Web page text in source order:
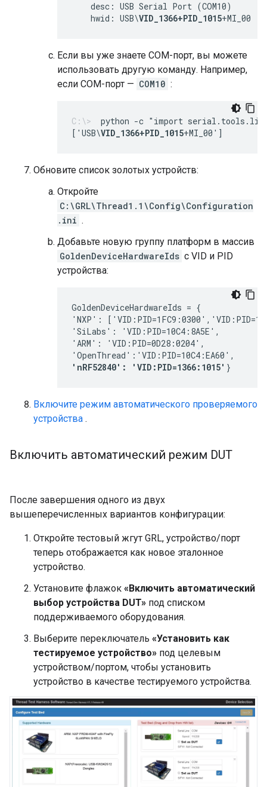
    desc: USB Serial Port (COM10)
    hwid: USB\
VID_1366+PID_1015+MI_00
Если вы уже знаете COM-порт, вы можете
использовать другую команду. Например,
если COM-порт — COM10 :
python -c "import
['USB\VID_1366+PID_1015+MI_00']
Обновите список золотых устройств:
Откройте
C:\GRL\Thread1.1\Config\Configuration
.ini .
Добавьте новую группу платформ в массив
GoldenDeviceHardwareIds с VID и PID
устройства:
GoldenDeviceHardwareIds = {
'NXP':
'SiLabs': 'VID:PID=10C4:8A5E',
'ARM': 'VID:PID=0D28:0204',
'OpenThread':'VID:PID=10C4:EA60',
'nRF52840': 'VID:PID=1366:1015' }
Включите режим автоматического проверяемого
устройства .
Включить автоматический режим DUT
После завершения одного из двух
вышеперечисленных вариантов конфигурации:
Откройте тестовый жгут GRL, устройство/порт
теперь отображается как новое эталонное
устройство.
Установите флажок «Включить автоматический
выбор устройства DUT» под списком
поддерживаемого оборудования.
Выберите переключатель «Установить как
тестируемое устройство» под целевым
устройством/портом, чтобы установить
устройство в качестве тестируемого устройства.